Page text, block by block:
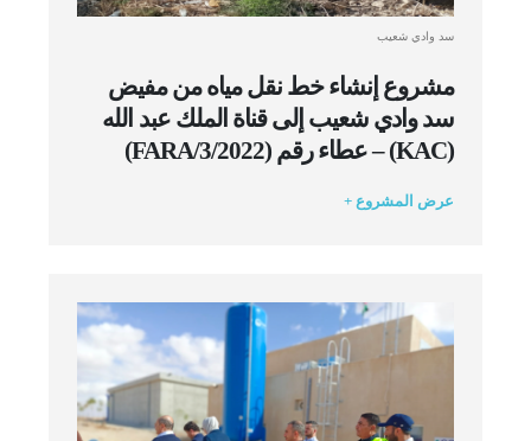
سد وادي شعيب
مشروع إنشاء خط نقل مياه من مفيض
سد وادي شعيب إلى قناة الملك عبد الله
(KAC) – عطاء رقم (FARA/3/2022)
عرض المشروع +